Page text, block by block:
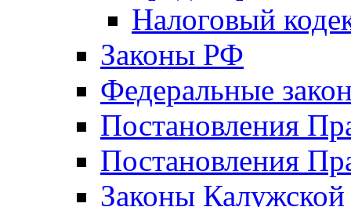
Налоговый
Законы РФ
Федеральные
Постановления
Постановления
Законы Калужской